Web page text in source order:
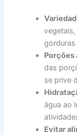
gorduras
Porções
das
se prive
água ao
Evitar